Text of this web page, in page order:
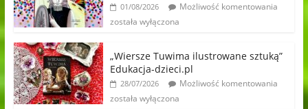
01/08/2026
Możliwość komentowania
została wyłączona
„Wiersze Tuwima ilustrowane sztuką”
Edukacja-dzieci.pl
28/07/2026
Możliwość komentowania
została wyłączona